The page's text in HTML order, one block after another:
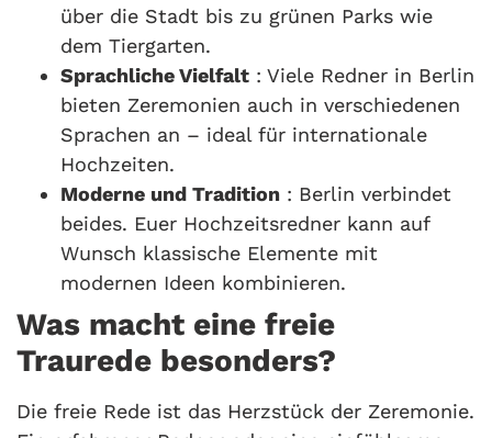
über die Stadt bis zu grünen Parks wie
dem Tiergarten.
Sprachliche Vielfalt : Viele Redner in Berlin
bieten Zeremonien auch in verschiedenen
Sprachen an – ideal für internationale
Hochzeiten.
Moderne und Tradition : Berlin verbindet
beides. Euer Hochzeitsredner kann auf
Wunsch klassische Elemente mit
modernen Ideen kombinieren.
Was macht eine freie
Traurede besonders?
Die freie Rede ist das Herzstück der Zeremonie.